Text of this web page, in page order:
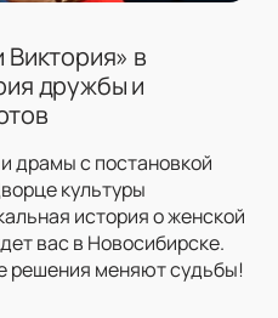
в
дружбы и
драмы с постановкой
культуры
история о женской
вас в Новосибирске.
решения меняют судьбы!